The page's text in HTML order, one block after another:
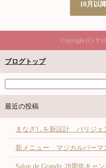
10月以
Copyright (C) サ
ブログトップ
最近の投稿
まなざしを新設計 パリジェ
新メニュー マジカルパーマ
Salon de Grandir 28周年キャ